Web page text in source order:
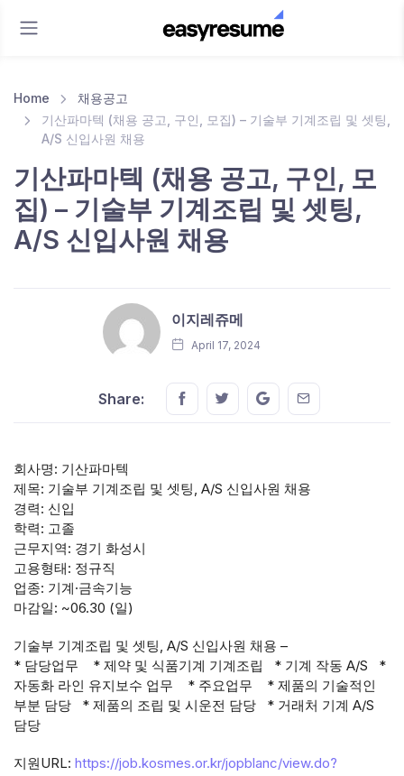
Home
채용공고
기산파마텍 (채용 공고, 구인, 모집) – 기술부 기계조립 및 셋팅,
A/S 신입사원 채용
기산파마텍 (채용 공고, 구인, 모
집) – 기술부 기계조립 및 셋팅,
A/S 신입사원 채용
이지레쥬메
April 17, 2024
Share: Share this on FaceBook
Share this on Twitter
Share this on GMail
Share this on
회사명: 기산파마텍
제목: 기술부 기계조립 및 셋팅, A/S 신입사원 채용
경력: 신입
학력: 고졸
근무지역: 경기 화성시
고용형태: 정규직
업종: 기계·금속기능
마감일: ~06.30 (일)
기술부 기계조립 및 셋팅, A/S 신입사원 채용 –
* 담당업무 * 제약 및 식품기계 기계조립 * 기계 작동 A/S *
자동화 라인 유지보수 업무 * 주요업무 * 제품의 기술적인
부분 담당 * 제품의 조립 및 시운전 담당 * 거래처 기계 A/S
담당
지원URL: https://job.kosmes.or.kr/jopblanc/view.do?